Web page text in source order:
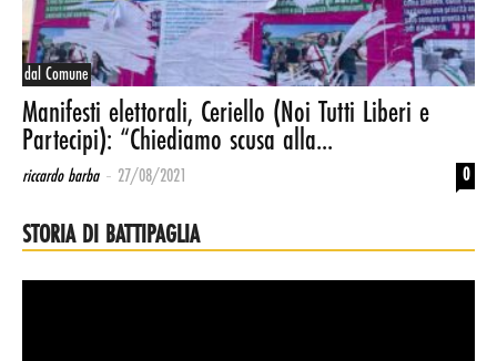
dal Comune
Manifesti elettorali, Ceriello (Noi Tutti Liberi e
Partecipi): “Chiediamo scusa alla...
riccardo barba - 27/08/2021 0
STORIA DI BATTIPAGLIA